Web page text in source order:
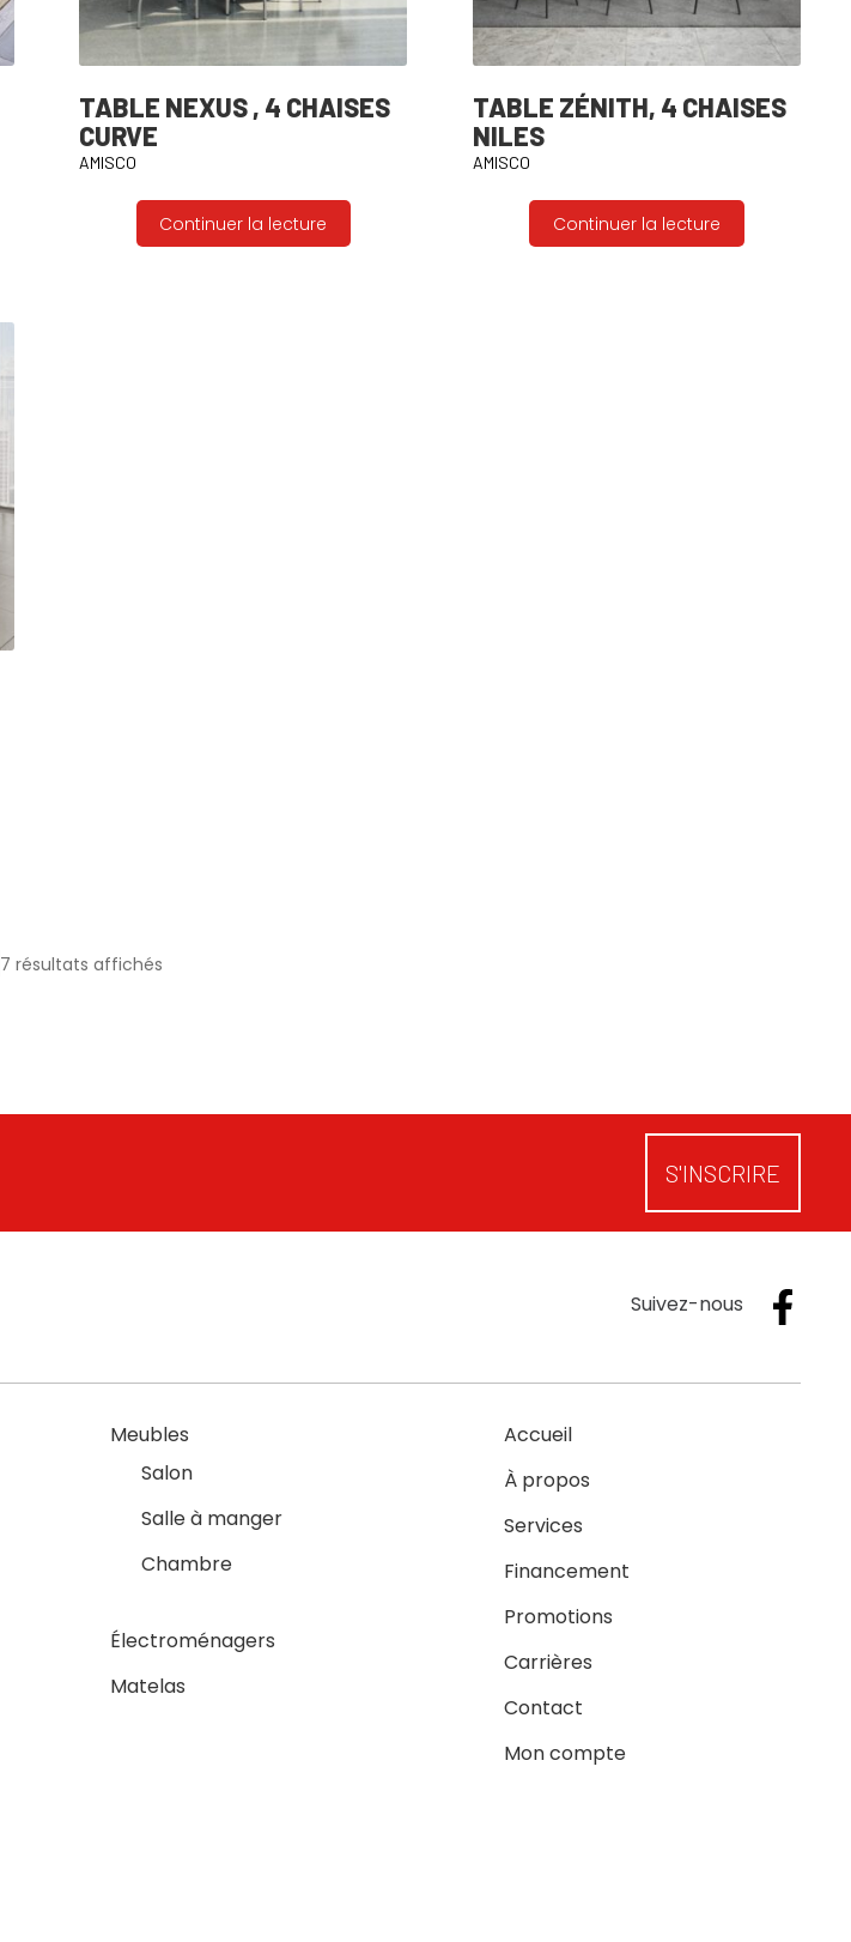
TABLE NEXUS , 4 CHAISES
CURVE
AMISCO
Continuer la lecture
TABLE ZÉNITH, 4 CHAISES
NILES
AMISCO
Continuer la lecture
7 résultats affichés
S'INSCRIRE
Suivez-nous
Meubles
Salon
Salle à manger
Chambre
Électroménagers
Matelas
Accueil
À propos
Services
Financement
Promotions
Carrières
Contact
Mon compte